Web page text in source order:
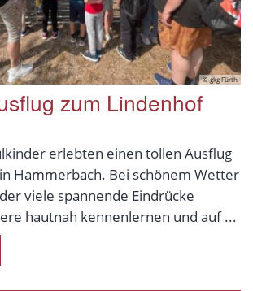
© gkg Fürth
zum Lindenhof
erlebten einen tollen Ausflug
Hammerbach. Bei schönem Wetter
viele spannende Eindrücke
hautnah kennenlernen und auf ...